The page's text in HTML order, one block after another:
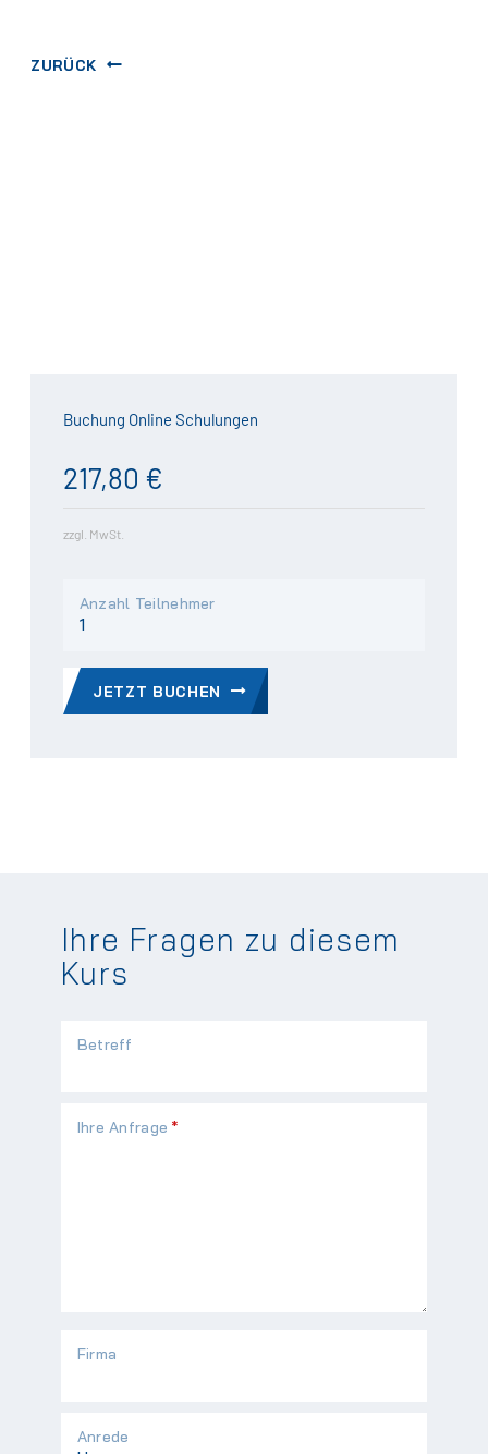
ZURÜCK
Buchung Online Schulungen
217,80 €
zzgl. MwSt.
Anzahl Teilnehmer
JETZT BUCHEN
Ihre Fragen zu diesem
Kurs
Betreff
Pflichtfeld
Ihre Anfrage *
Firma
Anrede